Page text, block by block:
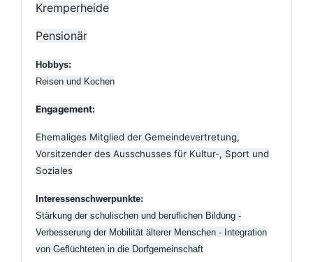
Kremperheide
Pensionär
Hobbys:
Reisen und Kochen
Engagement:
Ehemaliges Mitglied der Gemeindevertretung,
Vorsitzender des Ausschusses für Kultur-, Sport und
Soziales
Interessenschwerpunkte:
Stärkung der schulischen und beruflichen Bildung -
Verbesserung der Mobilität älterer Menschen - Integration
von Geflüchteten in die Dorfgemeinschaft